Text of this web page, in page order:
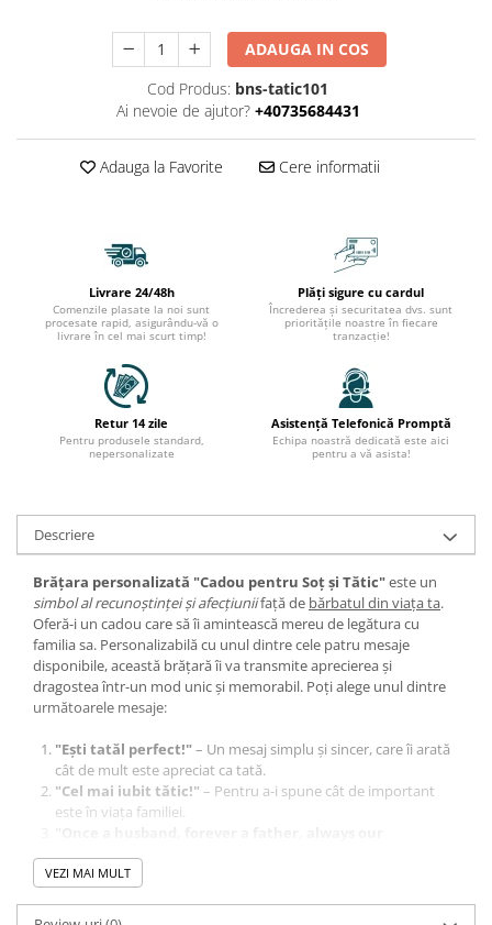
ADAUGA IN COS
Cod Produs: bns-tatic101
Ai nevoie de ajutor? +40735684431
Adauga la Favorite Cere informatii
Livrare 24/48h
Comenzile plasate la noi sunt
procesate rapid, asigurându-vă o
livrare în cel mai scurt timp!
Plăți sigure cu cardul
Încrederea și securitatea dvs. sunt
prioritățile noastre în fiecare
tranzacție!
Retur 14 zile
Pentru produsele standard,
nepersonalizate
Asistență Telefonică Promptă
Echipa noastră dedicată este aici
pentru a vă asista!
Descriere
Brățara personalizată "Cadou pentru Soț și Tătic"este un
simbol al recunoștinței și afecțiuniifață de bărbatul din viața ta.
Oferă-i un cadou care să îi amintească mereu de legătura cu
familia sa. Personalizabilă cu unul dintre cele patru mesaje
disponibile, această brățară îi va transmite aprecierea și
dragostea într-un mod unic și memorabil. Poți alege unul dintre
următoarele mesaje:
"Ești tatăl perfect!"– Un mesaj simplu și sincer, care îi arată
cât de mult este apreciat ca tată.
"Cel mai iubit tătic!" – Pentru a-i spune cât de important
este în viața familiei.
superhero"– Un mesaj puternic, pentru un erou al familiei cu
2 copii.
energie și devotament.
VEZI MAI MULT